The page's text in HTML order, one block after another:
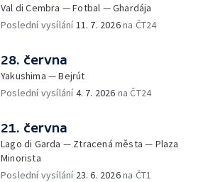
Val di Cembra — Fotbal — Ghardája
Poslední vysílání11. 7. 2026na ČT24
28. června
Yakushima — Bejrút
Poslední vysílání4. 7. 2026 na ČT24
21. června
Lago di Garda — Ztracená města — Plaza
Minorista
Poslední vysílání 23. 6. 2026na ČT1